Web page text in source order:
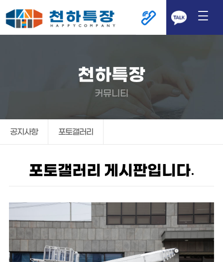
천하특장
커뮤니티
공지사항 포토갤러리
포토갤러리 게시판입니다.